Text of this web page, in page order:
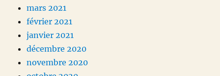
mars 2021
février 2021
janvier 2021
décembre 2020
novembre 2020